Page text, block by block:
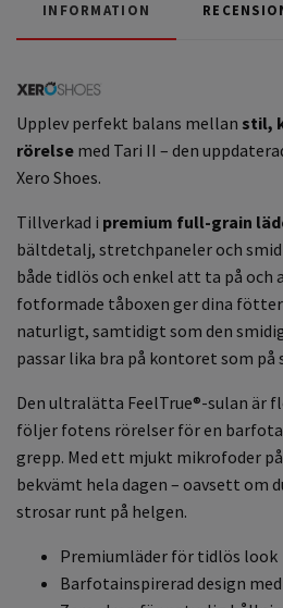
INFORMATION
Upplev perfekt balans mellan stil,
rörelse med Tari II – den
Xero Shoes.
Tillverkad i premium full-grain
bältdetalj, stretchpaneler och
både tidlös och enkel att ta på och
fotformade tåboxen ger dina
naturligt, samtidigt som den
passar lika bra på kontoret som på
Den ultralätta FeelTrue®-sulan är
följer fotens rörelser för en
grepp. Med ett mjukt mikrofoder
bekvämt hela dagen – oavsett om
strosar runt på helgen.
Premiumläder för tidlös look
Barfotainspirerad design